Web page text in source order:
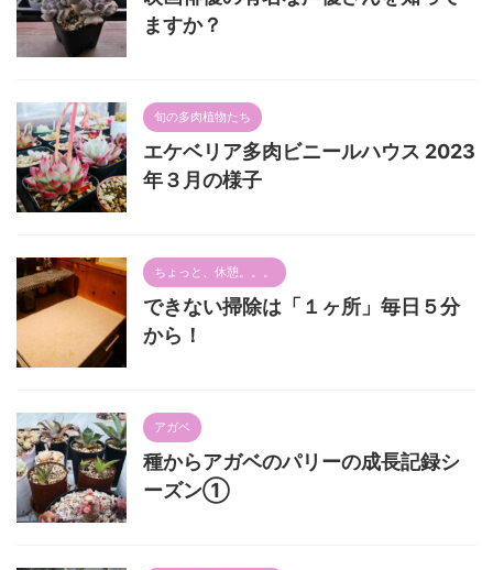
ますか？
旬の多肉植物たち
エケベリア多肉ビニールハウス 2023
年３月の様子
ちょっと、休憩。。。
できない掃除は「１ヶ所」毎日５分
から！
アガベ
種からアガベのパリーの成長記録シ
ーズン①